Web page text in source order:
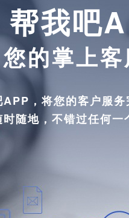
帮我吧
您的掌上
APP，将您的客户服
时随地，不错过任何一